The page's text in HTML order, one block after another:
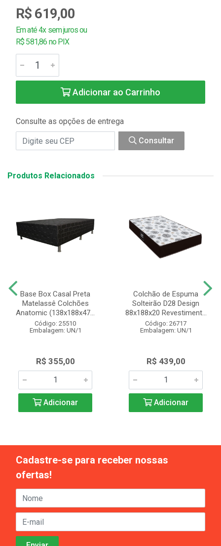
R$ 619,00
Em até 4x sem juros ou
R$ 581,86 no PIX
Adicionar ao Carrinho
Consulte as opções de entrega
Consultar
Produtos Relacionados
Base Box Casal Preta
Matelassê Colchões
Anatomic (138x188x47...
Código: 25510
Embalagem: UN/1
R$ 355,00
Adicionar
Colchão de Espuma
Solteirão D28 Design
88x188x20 Revestiment...
Código: 26717
Embalagem: UN/1
R$ 439,00
Adicionar
Cadastre-se para receber nossas
ofertas!